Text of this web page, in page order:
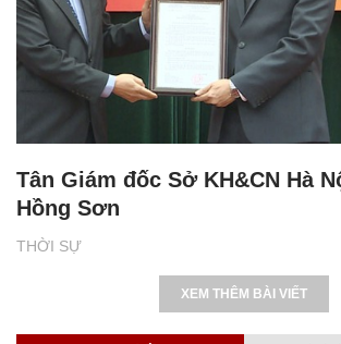
THỜI SỰ
Tân Giám đốc Sở KH&CN Hà
Hồng Sơn
XEM THÊM BÀI VIẾT